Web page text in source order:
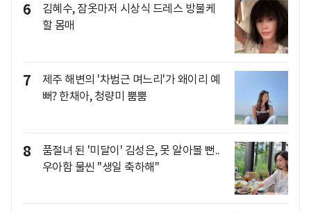
6
김혜수, 잠옷마저 시상식 드레스 방불케
할 몸매
7
제주 해변의 '차범근 며느리'가 왜이리 예
뻐? 한채아, 청량미 뿜뿜
8
품절녀 된 '미달이' 김성은, 못 알아볼 뻔..
우아함 물씬 "생일 축하해"